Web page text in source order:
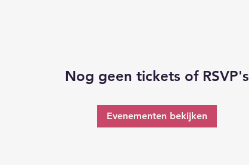
Nog geen tickets of RSVP's
Evenementen bekijken